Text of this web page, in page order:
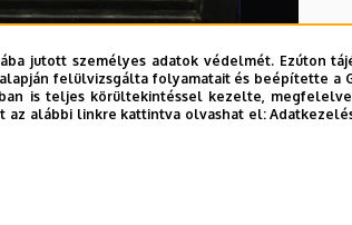
jutott személyes adatok védelmét. Ezúton
felülvizsgálta folyamatait és beépítette a
is teljes körültekintéssel kezelte,
az alábbi linkre kattintva olvashat el: